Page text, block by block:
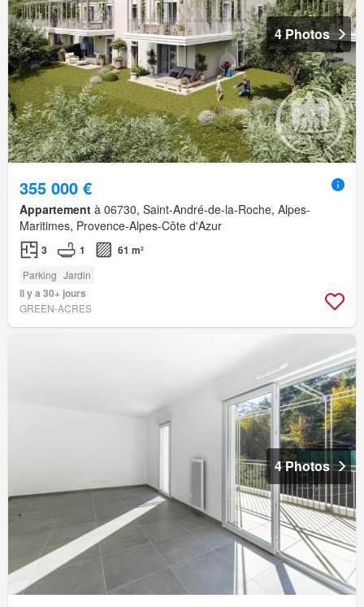
4 Photos
355 000 €
Appartement à 06730, Saint-André-de-la-Roche, Alpes-
Maritimes, Provence-Alpes-Côte d'Azur
3 1 61 m²
Parking Jardin
Il y a 30+ jours
GREEN-ACRES
4 Photos